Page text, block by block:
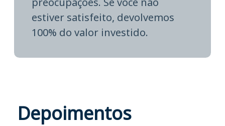
estiver satisfeito, devolvemos
100% do valor investido.
Depoimentos